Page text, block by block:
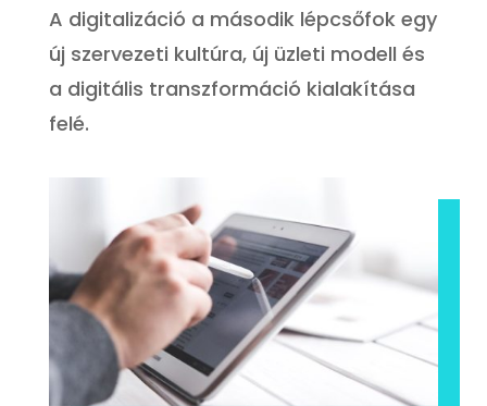
A digitalizáció a második lépcsőfok egy
új szervezeti kultúra, új üzleti modell és
a digitális transzformáció kialakítása
felé.